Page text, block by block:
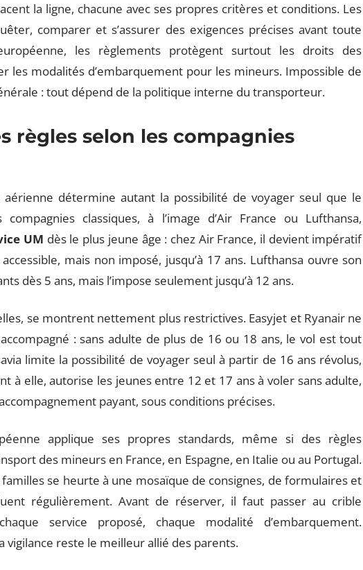
la ligne, chacune avec ses propres critères et conditions. Les
comparer et s’assurer des exigences précises avant toute
les règlements protègent surtout les droits des
les modalités d’embarquement pour les mineurs. Impossible de
: tout dépend de la politique interne du transporteur.
règles selon les compagnies
détermine autant la possibilité de voyager seul que le
compagnies classiques, à l’image d’Air France ou Lufthansa,
UM dès le plus jeune âge : chez Air France, il devient impératif
mais non imposé, jusqu’à 17 ans. Lufthansa ouvre son
dès 5 ans, mais l’impose seulement jusqu’à 12 ans.
se montrent nettement plus restrictives. Easyjet et Ryanair ne
: sans adulte de plus de 16 ou 18 ans, le vol est tout
limite la possibilité de voyager seul à partir de 16 ans révolus,
à elle, autorise les jeunes entre 12 et 17 ans à voler sans adulte,
payant, sous conditions précises.
applique ses propres standards, même si des règles
des mineurs en France, en Espagne, en Italie ou au Portugal.
se heurte à une mosaïque de consignes, de formulaires et
régulièrement. Avant de réserver, il faut passer au crible
service proposé, chaque modalité d’embarquement.
vigilance reste le meilleur allié des parents.